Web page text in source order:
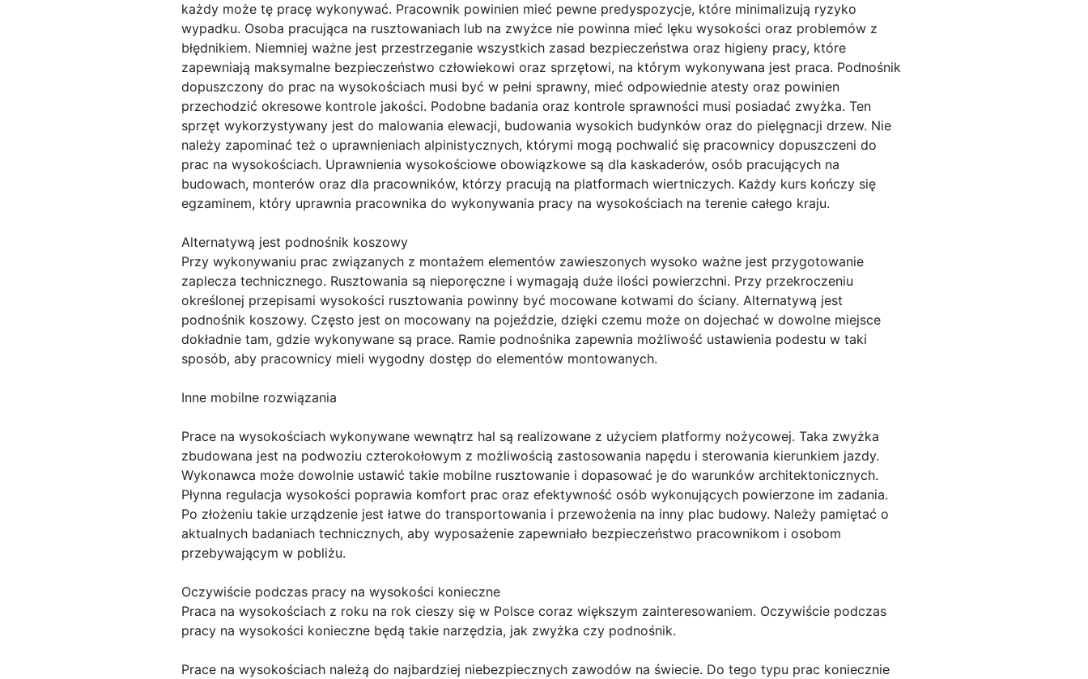
każdy może tę pracę wykonywać. Pracownik powinien mieć pewne predyspozycje, które minimalizują ryzyko
wypadku. Osoba pracująca na rusztowaniach lub na zwyżce nie powinna mieć lęku wysokości oraz problemów z
błędnikiem. Niemniej ważne jest przestrzeganie wszystkich zasad bezpieczeństwa oraz higieny pracy, które
zapewniają maksymalne bezpieczeństwo człowiekowi oraz sprzętowi, na którym wykonywana jest praca. Podnośnik
dopuszczony do prac na wysokościach musi być w pełni sprawny, mieć odpowiednie atesty oraz powinien
przechodzić okresowe kontrole jakości. Podobne badania oraz kontrole sprawności musi posiadać zwyżka. Ten
sprzęt wykorzystywany jest do malowania elewacji, budowania wysokich budynków oraz do pielęgnacji drzew. Nie
należy zapominać też o uprawnieniach alpinistycznych, którymi mogą pochwalić się pracownicy dopuszczeni do
prac na wysokościach. Uprawnienia wysokościowe obowiązkowe są dla kaskaderów, osób pracujących na
budowach, monterów oraz dla pracowników, którzy pracują na platformach wiertniczych. Każdy kurs kończy się
egzaminem, który uprawnia pracownika do wykonywania pracy na wysokościach na terenie całego kraju.
Alternatywą jest podnośnik koszowy
Przy wykonywaniu prac związanych z montażem elementów zawieszonych wysoko ważne jest przygotowanie
zaplecza technicznego. Rusztowania są nieporęczne i wymagają duże ilości powierzchni. Przy przekroczeniu
określonej przepisami wysokości rusztowania powinny być mocowane kotwami do ściany. Alternatywą jest
podnośnik koszowy. Często jest on mocowany na pojeździe, dzięki czemu może on dojechać w dowolne miejsce
dokładnie tam, gdzie wykonywane są prace. Ramie podnośnika zapewnia możliwość ustawienia podestu w taki
sposób, aby pracownicy mieli wygodny dostęp do elementów montowanych.
Inne mobilne rozwiązania
Prace na wysokościach wykonywane wewnątrz hal są realizowane z użyciem platformy nożycowej. Taka zwyżka
zbudowana jest na podwoziu czterokołowym z możliwością zastosowania napędu i sterowania kierunkiem jazdy.
Wykonawca może dowolnie ustawić takie mobilne rusztowanie i dopasować je do warunków architektonicznych.
Płynna regulacja wysokości poprawia komfort prac oraz efektywność osób wykonujących powierzone im zadania.
Po złożeniu takie urządzenie jest łatwe do transportowania i przewożenia na inny plac budowy. Należy pamiętać o
aktualnych badaniach technicznych, aby wyposażenie zapewniało bezpieczeństwo pracownikom i osobom
przebywającym w pobliżu.
Oczywiście podczas pracy na wysokości konieczne
Praca na wysokościach z roku na rok cieszy się w Polsce coraz większym zainteresowaniem. Oczywiście podczas
pracy na wysokości konieczne będą takie narzędzia, jak zwyżka czy podnośnik.
Prace na wysokościach należą do najbardziej niebezpiecznych zawodów na świecie. Do tego typu prac koniecznie